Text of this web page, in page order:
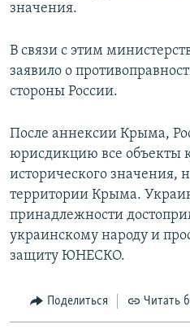
значения.
В связи с этим
заявило о
стороны России.
После аннексии Крыма,
юрисдикцию все объекты
исторического значения,
территории Крыма.
принадлежности
украинскому народу и
защиту ЮНЕСКО.
Поделиться Читать